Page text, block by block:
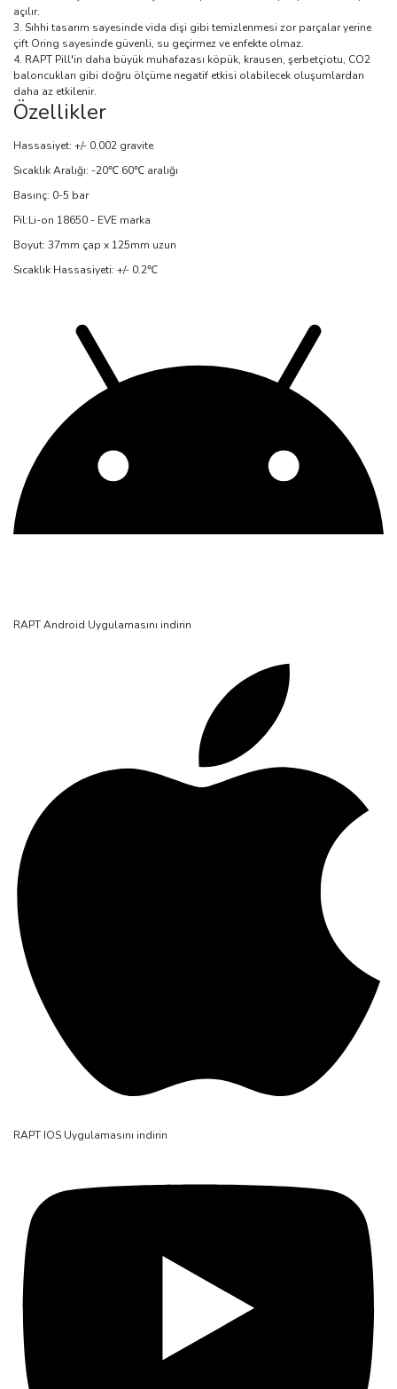
açılır.
Sıhhi tasarım sayesinde vida dişi gibi temizlenmesi zor parçalar yerine
çift Oring sayesinde güvenli, su geçirmez ve enfekte olmaz.
RAPT Pill'in daha büyük muhafazası köpük, krausen, şerbetçiotu, CO2
baloncukları gibi doğru ölçüme negatif etkisi olabilecek oluşumlardan
daha az etkilenir.
Özellikler
Hassasiyet: +/- 0.002 gravite
Sıcaklık Aralığı: -20℃ 60℃ aralığı
Basınç: 0-5 bar
Pil:Li-on 18650 - EVE marka
Boyut: 37mm çap x 125mm uzun
Sıcaklık Hassasiyeti: +/- 0.2℃
RAPT Android Uygulamasını indirin
RAPT IOS Uygulamasını indirin